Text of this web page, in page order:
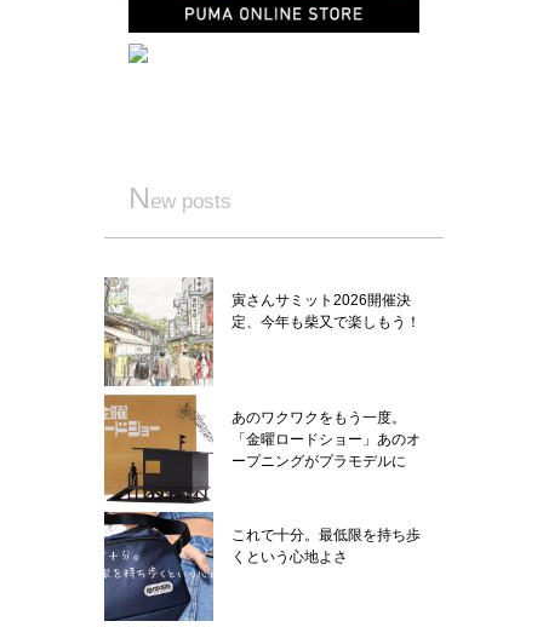
New posts
寅さんサミット2026開催決
定、今年も柴又で楽しもう！
あのワクワクをもう一度。
「金曜ロードショー」あのオ
ープニングがプラモデルに
これで十分。最低限を持ち歩
くという心地よさ